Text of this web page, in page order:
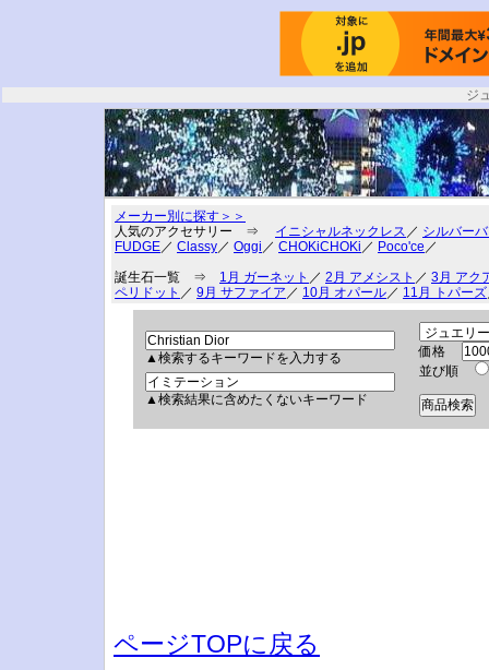
ジ
メーカー別に探す＞＞
人気のアクセサリー ⇒ イニシャルネックレス ／ シルバー
FUDGE／ Classy／ Oggi ／ CHOKiCHOKi ／ Poco'ce ／
誕生石一覧 ⇒ 1月 ガーネット ／ 2月 アメシスト ／ 3月 アク
ペリドット ／ 9月 サファイア ／ 10月 オパール／ 11月 トパーズ
▲検索するキーワードを入力する
▲検索結果に含めたくないキーワード
価格
並び順
ページTOPに戻る